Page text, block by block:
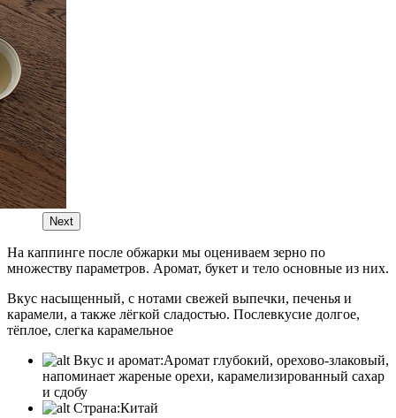
Next
На каппинге после обжарки мы оцениваем зерно по
множеству параметров. Аромат, букет и тело основные из них.
Вкус насыщенный, с нотами свежей выпечки, печенья и
карамели, а также лёгкой сладостью. Послевкусие долгое,
тёплое, слегка карамельное
Вкус и аромат:Аромат глубокий, орехово-злаковый,
напоминает жареные орехи, карамелизированный сахар
и сдобу
Страна:Китай